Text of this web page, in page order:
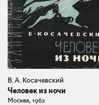
В. А. Косачевский
Человек из ночи
Москва, 1962